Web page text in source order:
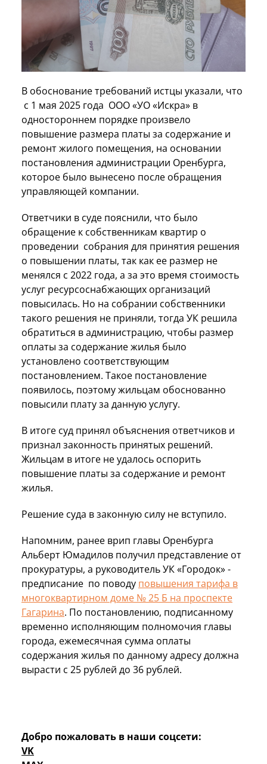
В обоснование требований истцы указали, что
с 1 мая 2025 года ООО «УО «Искра» в
одностороннем порядке произвело
повышение размера платы за содержание и
ремонт жилого помещения, на основании
постановления администрации Оренбурга,
которое было вынесено после обращения
управляющей компании.
Ответчики в суде пояснили, что было
обращение к собственникам квартир о
проведении собрания для принятия решения
о повышении платы, так как ее размер не
менялся с 2022 года, а за это время стоимость
услуг ресурсоснабжающих организаций
повысилась. Но на собрании собственники
такого решения не приняли, тогда УК решила
обратиться в администрацию, чтобы размер
оплаты за содержание жилья было
установлено соответствующим
постановлением. Такое постановление
появилось, поэтому жильцам обоснованно
повысили плату за данную услугу.
В итоге суд принял объяснения ответчиков и
признал законность принятых решений.
Жильцам в итоге не удалось оспорить
повышение платы за содержание и ремонт
жилья.
Решение суда в законную силу не вступило.
Напомним, ранее врип главы Оренбурга
Альберт Юмадилов получил представление от
прокуратуры, а руководитель УК «Городок» -
предписание по поводу повышения тарифа в
многоквартирном доме № 25 Б на проспекте
Гагарина. По постановлению, подписанному
временно исполняющим полномочия главы
города, ежемесячная сумма оплаты
содержания жилья по данному адресу должна
вырасти с 25 рублей до 36 рублей.
Добро пожаловать в наши соцсети:
VK